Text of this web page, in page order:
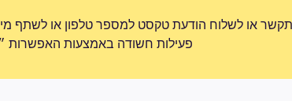
או לשלוח הודעת טקסט למספר טלפון או לשתף
פעילות חשודה באמצעות האפשרות